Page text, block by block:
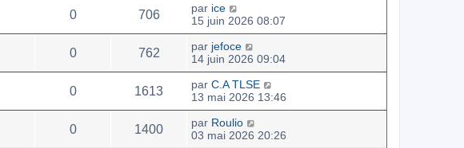
0 706 par ice
15 juin 2026 08:07
0 762 par jefoce
14 juin 2026 09:04
0 1613 par C.A TLSE
13 mai 2026 13:46
0 1400 par Roulio
03 mai 2026 20:26